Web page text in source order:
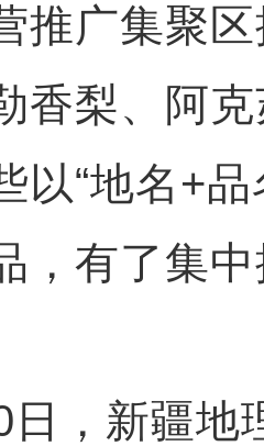
推广集聚
梨、阿克
“地名+品
，有了集
新疆地